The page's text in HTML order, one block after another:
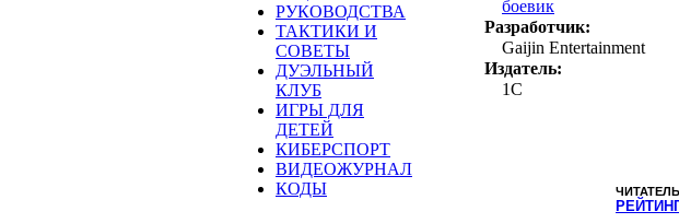
РУКОВОДСТВА
ТАКТИКИ И
СОВЕТЫ
ДУЭЛЬНЫЙ
КЛУБ
ИГРЫ ДЛЯ
ДЕТЕЙ
КИБЕРСПОРТ
ВИДЕОЖУРНАЛ
КОДЫ
боевик
Разработчик:
Gaijin Entertainment
Издатель:
1C